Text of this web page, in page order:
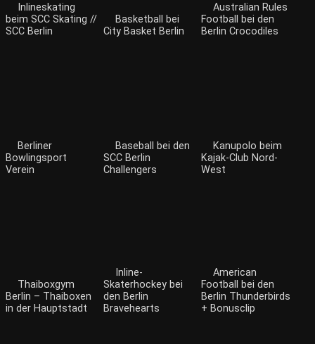
Inlineskating
beim SCC Skating //
SCC Berlin
Basketball bei
City Basket Berlin
Australian Rules
Football bei den
Berlin Crocodiles
Berliner
Bowlingsport
Verein
Baseball bei den
SCC Berlin
Challengers
Kanupolo beim
Kajak-Club Nord-
West
Thaiboxgym
Berlin – Thaiboxen
in der Hauptstadt
Inline-
Skaterhockey bei
den Berlin
Bravehearts
American
Football bei den
Berlin Thunderbirds
+ Bonusclip